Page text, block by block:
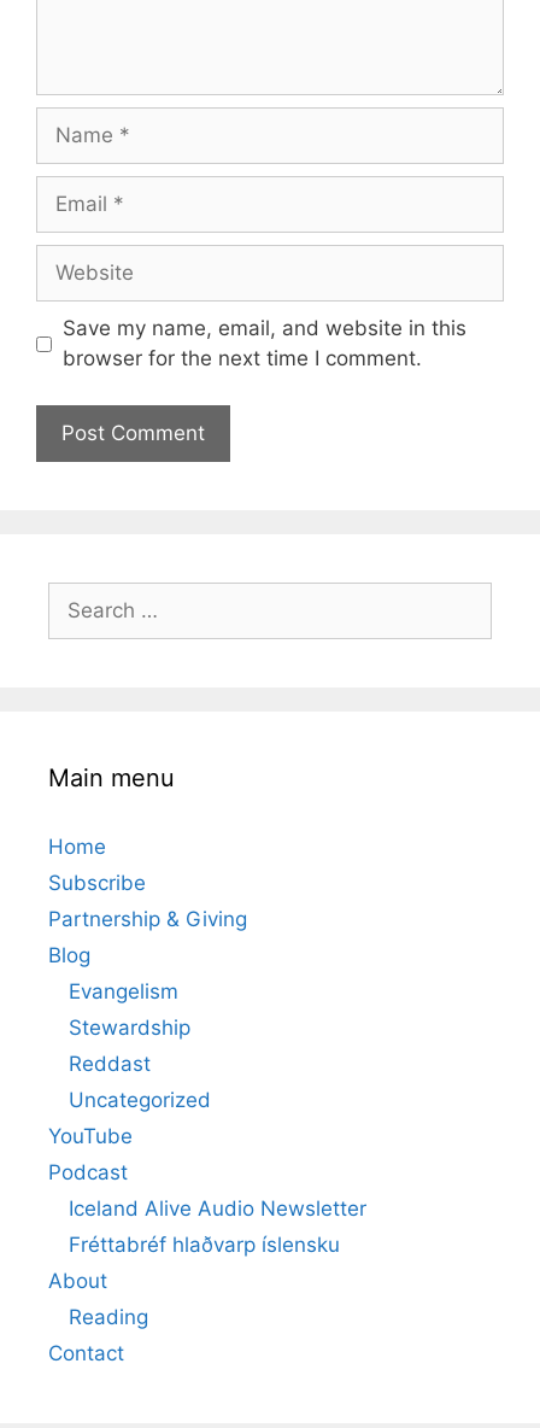
Name
Email
Website
Save my name, email, and website in this
browser for the next time I comment.
for:
Main menu
Home
Subscribe
Partnership & Giving
Blog
Evangelism
Stewardship
Reddast
Uncategorized
YouTube
Podcast
Iceland Alive Audio Newsletter
Fréttabréf hlaðvarp íslensku
About
Reading
Contact